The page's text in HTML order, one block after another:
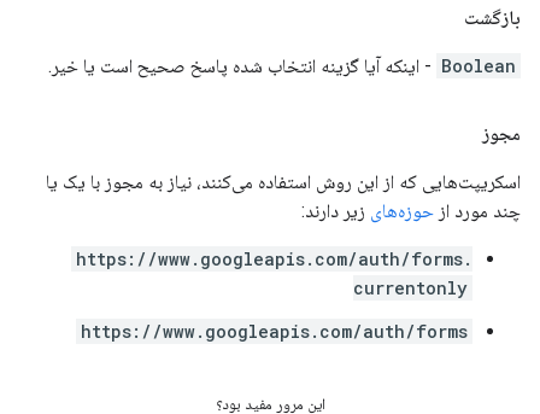
بازگشت
Boolean - اینکه آیا گزینه انتخاب شده پاسخ صحیح است یا خیر.
مجوز
اسکریپت‌هایی که از این روش استفاده می‌کنند، نیاز به مجوز با یک یا
چند مورد از حوزه‌های زیر دارند:
https://www.googleapis.com/auth/forms.
currentonly
https://www.googleapis.com/auth/forms
این مرور مفید بود؟